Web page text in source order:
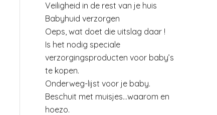
Veiligheid in de rest van je huis
Babyhuid verzorgen
Oeps, wat doet die uitslag daar !
Is het nodig speciale
verzorgingsproducten voor baby’s
te kopen.
Onderweg-lijst voor je baby.
Beschuit met muisjes…waarom en
hoezo.